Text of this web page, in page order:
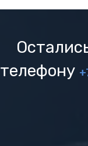
телефону